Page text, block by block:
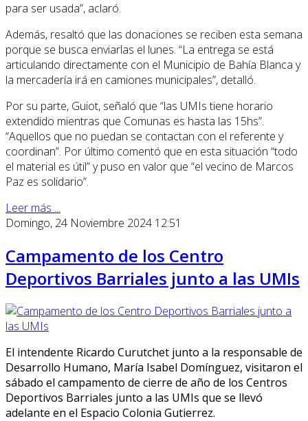
para ser usada”, aclaró.
Además, resaltó que las donaciones se reciben esta semana
porque se busca enviarlas el lunes. “La entrega se está
articulando directamente con el Municipio de Bahía Blanca y
la mercadería irá en camiones municipales”, detalló.
Por su parte, Guiot, señaló que “las UMIs tiene horario
extendido mientras que Comunas es hasta las 15hs”.
“Aquellos que no puedan se contactan con el referente y
coordinan”. Por último comentó que en esta situación “todo
el material es útil” y puso en valor que “el vecino de Marcos
Paz es solidario”.
Leer más ...
Domingo, 24 Noviembre 2024 12:51
Campamento de los Centro
Deportivos Barriales junto a las UMIs
El intendente Ricardo Curutchet junto a la responsable de
Desarrollo Humano, María Isabel Domínguez, visitaron el
sábado el campamento de cierre de año de los Centros
Deportivos Barriales junto a las UMIs que se llevó
adelante en el Espacio Colonia Gutierrez.